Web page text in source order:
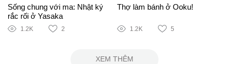
Sống chung với ma: Nhật ký
rắc rối ở Yasaka
1.2K 2
Thợ làm bánh ở Ooku!
1.2K 5
XEM THÊM